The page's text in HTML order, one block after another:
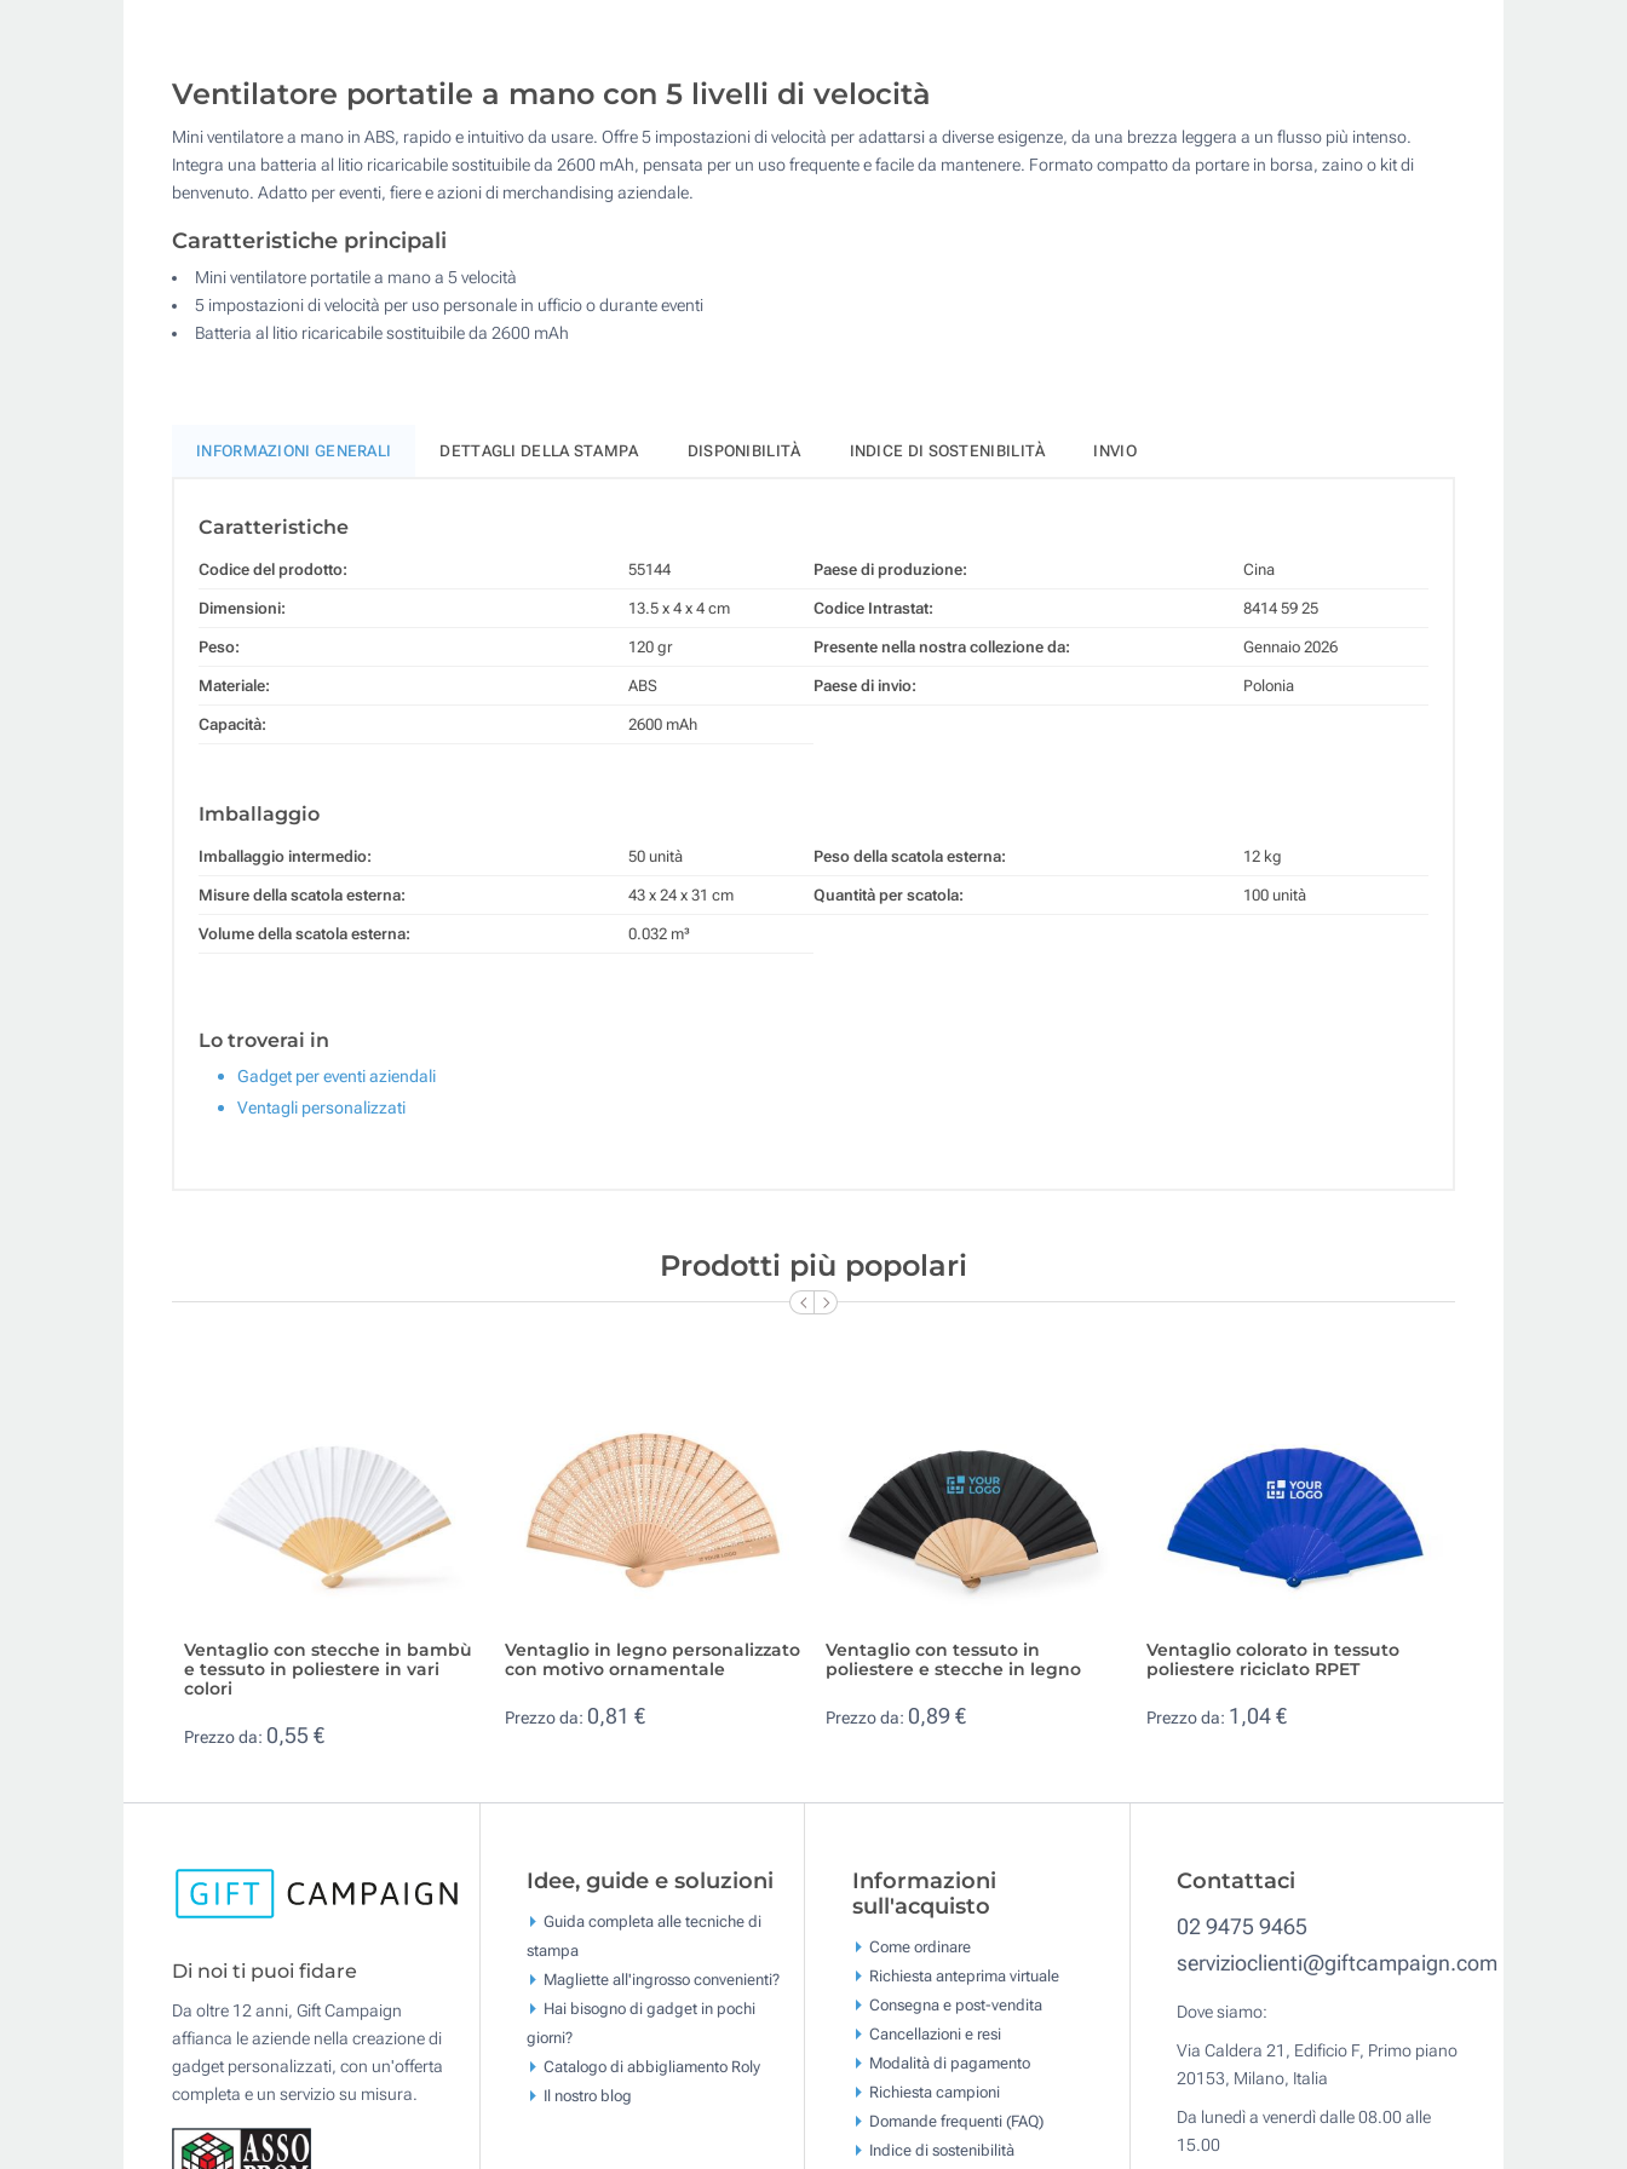
Senza stampa
Quantità desiderata :
Ventilatore portatile a mano con 5 livelli di velocità
Mini ventilatore a mano in ABS, rapido e intuitivo da usare. Offre 5 impostazioni di velocità per adattarsi a diverse esigenze, da una brezza leggera a un flusso più intenso.
Integra una batteria al litio ricaricabile sostituibile da 2600 mAh, pensata per un uso frequente e facile da mantenere. Formato compatto da portare in borsa, zaino o kit di
benvenuto. Adatto per eventi, fiere e azioni di merchandising aziendale.
Caratteristiche principali
Mini ventilatore portatile a mano a 5 velocità
5 impostazioni di velocità per uso personale in ufficio o durante eventi
Batteria al litio ricaricabile sostituibile da 2600 mAh
INFORMAZIONI GENERALI DETTAGLI DELLA STAMPA DISPONIBILITÀ INDICE DI SOSTENIBILITÀ INVIO
Caratteristiche
Codice del prodotto: 55144
Dimensioni: 13.5 x 4 x 4 cm
Peso: 120 gr
Materiale: ABS
Capacità: 2600 mAh
Paese di produzione: Cina
Codice Intrastat: 8414 59 25
Presente nella nostra collezione da: Gennaio 2026
Paese di invio: Polonia
Imballaggio
Imballaggio intermedio: 50 unità
Misure della scatola esterna: 43 x 24 x 31 cm
Volume della scatola esterna: 0.032 m³
Peso della scatola esterna: 12 kg
Quantità per scatola: 100 unità
Lo troverai in
Gadget per eventi aziendali
Ventagli personalizzati
Prodotti più popolari
Ventaglio con stecche in bambù
e tessuto in poliestere in vari
colori
Prezzo da: 0,55 €
Ventaglio in legno personalizzato
con motivo ornamentale
Prezzo da: 0,81 €
Ventaglio con tessuto in
poliestere e stecche in legno
Prezzo da: 0,89 €
Ventaglio colorato in tessuto
poliestere riciclato RPET
Prezzo da: 1,04 €
Di noi ti puoi fidare
Da oltre 12 anni, Gift Campaign
affianca le aziende nella creazione di
gadget personalizzati, con un'offerta
completa e un servizio su misura.
Idee, guide e soluzioni
Guida completa alle tecniche di
stampa
Magliette all'ingrosso convenienti?
Hai bisogno di gadget in pochi
giorni?
Catalogo di abbigliamento Roly
Il nostro blog
Informazioni
sull'acquisto
Come ordinare
Richiesta anteprima virtuale
Consegna e post-vendita
Cancellazioni e resi
Modalità di pagamento
Richiesta campioni
Domande frequenti (FAQ)
Indice di sostenibilità
Contattaci
02 9475 9465
servizioclienti@giftcampaign.com
Dove siamo:
Via Caldera 21, Edificio F, Primo piano
20153, Milano, Italia
Da lunedì a venerdì dalle 08.00 alle
15.00